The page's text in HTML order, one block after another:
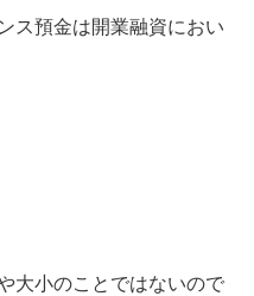
ス預金は開業融資におい
大小のことではないので